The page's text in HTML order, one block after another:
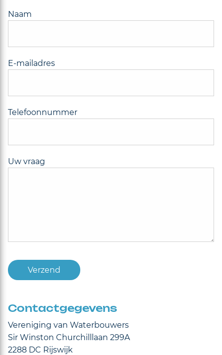
Naam
E-mailadres
Telefoonnummer
Uw vraag
Verzend
Contactgegevens
Vereniging van Waterbouwers
Sir Winston Churchilllaan 299A
2288 DC Rijswijk